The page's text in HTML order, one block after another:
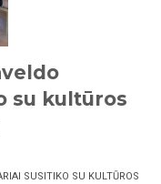
su kultūros
SUSITIKO SU KULTŪROS